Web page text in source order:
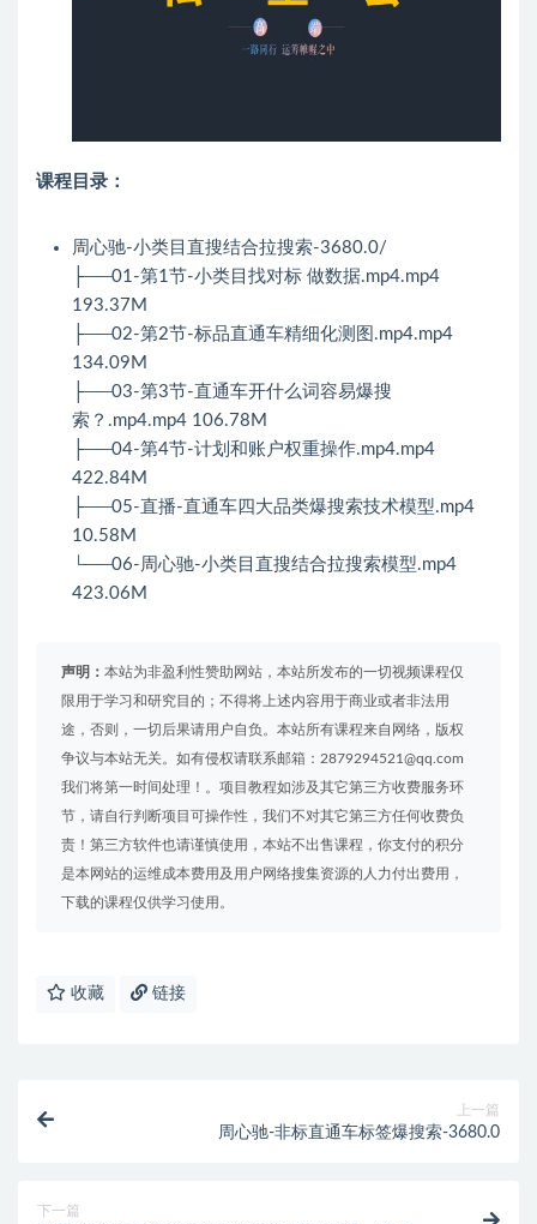
课程目录：
周心驰-小类目直搜结合拉搜索-3680.0/
├──01-第1节-小类目找对标 做数据.mp4.mp4
193.37M
├──02-第2节-标品直通车精细化测图.mp4.mp4
134.09M
├──03-第3节-直通车开什么词容易爆搜
索？.mp4.mp4 106.78M
├──04-第4节-计划和账户权重操作.mp4.mp4
422.84M
├──05-直播-直通车四大品类爆搜索技术模型.mp4
10.58M
└──06-周心驰-小类目直搜结合拉搜索模型.mp4
423.06M
声明： 本站为非盈利性赞助网站，本站所发布的一切视频课程仅
限用于学习和研究目的；不得将上述内容用于商业或者非法用
途，否则，一切后果请用户自负。本站所有课程来自网络，版权
争议与本站无关。如有侵权请联系邮箱：2879294521@qq.com
我们将第一时间处理！。项目教程如涉及其它第三方收费服务环
节，请自行判断项目可操作性，我们不对其它第三方任何收费负
责！第三方软件也请谨慎使用，本站不出售课程，你支付的积分
是本网站的运维成本费用及用户网络搜集资源的人力付出费用，
下载的课程仅供学习使用。
收藏 链接
上一篇
周心驰-非标直通车标签爆搜索-3680.0
下一篇